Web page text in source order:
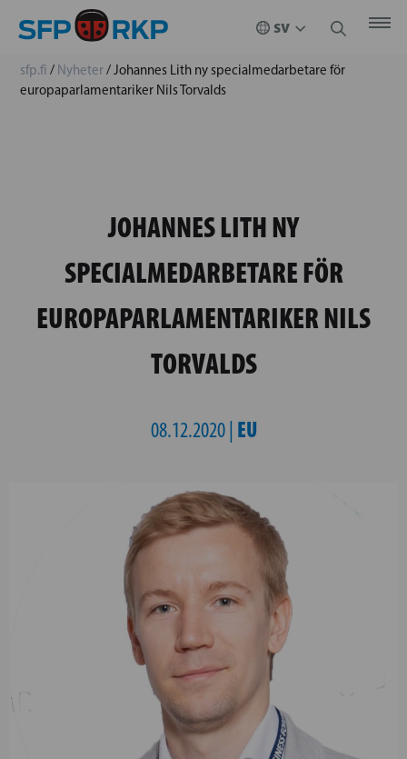
sfp.fi / Nyheter/Johannes Lith ny specialmedarbetare för
europaparlamentariker Nils Torvalds
JOHANNES LITH NY
SPECIALMEDARBETARE FÖR
EUROPAPARLAMENTARIKER NILS
TORVALDS
08.12.2020 | EU